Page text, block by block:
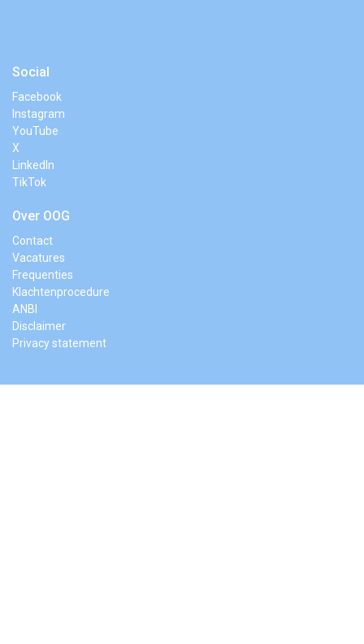
Social
Facebook
Instagram
YouTube
X
LinkedIn
TikTok
Over OOG
Contact
Vacatures
Frequenties
Klachtenprocedure
ANBI
Disclaimer
Privacy statement